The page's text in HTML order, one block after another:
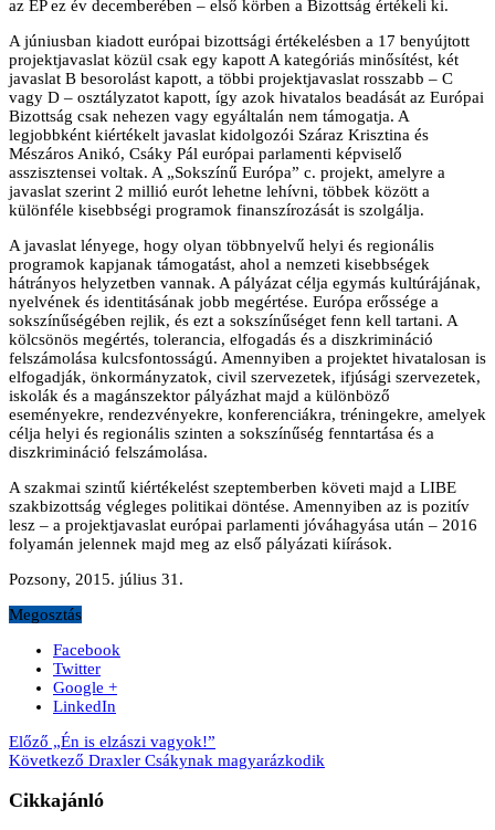
az EP ez év decemberében – első körben a Bizottság értékeli ki.
A júniusban kiadott európai bizottsági értékelésben a 17 benyújtott
projektjavaslat közül csak egy kapott A kategóriás minősítést, két
javaslat B besorolást kapott, a többi projektjavaslat rosszabb – C
vagy D – osztályzatot kapott, így azok hivatalos beadását az Európai
Bizottság csak nehezen vagy egyáltalán nem támogatja. A
legjobbként kiértékelt javaslat kidolgozói Száraz Krisztina és
Mészáros Anikó, Csáky Pál európai parlamenti képviselő
asszisztensei voltak. A „Sokszínű Európa” c. projekt, amelyre a
javaslat szerint 2 millió eurót lehetne lehívni, többek között a
különféle kisebbségi programok finanszírozását is szolgálja.
A javaslat lényege, hogy olyan többnyelvű helyi és regionális
programok kapjanak támogatást, ahol a nemzeti kisebbségek
hátrányos helyzetben vannak. A pályázat célja egymás kultúrájának,
nyelvének és identitásának jobb megértése. Európa erőssége a
sokszínűségében rejlik, és ezt a sokszínűséget fenn kell tartani. A
kölcsönös megértés, tolerancia, elfogadás és a diszkrimináció
felszámolása kulcsfontosságú. Amennyiben a projektet hivatalosan is
elfogadják, önkormányzatok, civil szervezetek, ifjúsági szervezetek,
iskolák és a magánszektor pályázhat majd a különböző
eseményekre, rendezvényekre, konferenciákra, tréningekre, amelyek
célja helyi és regionális szinten a sokszínűség fenntartása és a
diszkrimináció felszámolása.
A szakmai szintű kiértékelést szeptemberben követi majd a LIBE
szakbizottság végleges politikai döntése. Amennyiben az is pozitív
lesz – a projektjavaslat európai parlamenti jóváhagyása után – 2016
folyamán jelennek majd meg az első pályázati kiírások.
Pozsony, 2015. július 31.
Megosztás
Facebook
Twitter
Google +
LinkedIn
Előző „Én is elzászi vagyok!”
Következő Draxler Csákynak magyarázkodik
Cikkajánló